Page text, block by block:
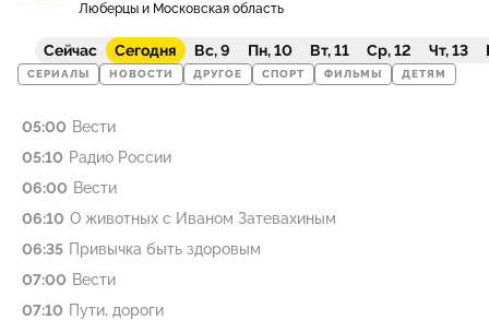
Люберцы и Московская область
Сейчас Сегодня Вс, 9 Пн, 10 Вт, 11 Ср, 12 Чт, 13
СЕРИАЛЫ НОВОСТИ ДРУГОЕ СПОРТ ФИЛЬМЫ ДЕТЯМ
05:00 Вести
05:10 Радио России
06:00 Вести
06:10 О животных с Иваном Затевахиным
06:35 Привычка быть здоровым
07:00 Вести
07:10 Пути, дороги